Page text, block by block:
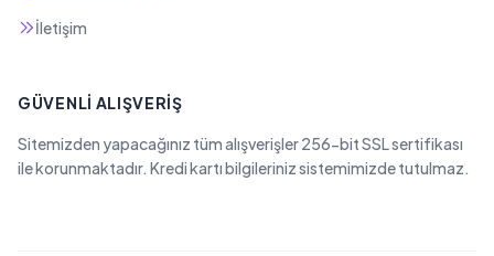
İletişim
GÜVENLI ALIŞVERIŞ
Sitemizden yapacağınız tüm alışverişler 256-bit SSL sertifikası
ile korunmaktadır. Kredi kartı bilgileriniz sistemimizde tutulmaz.